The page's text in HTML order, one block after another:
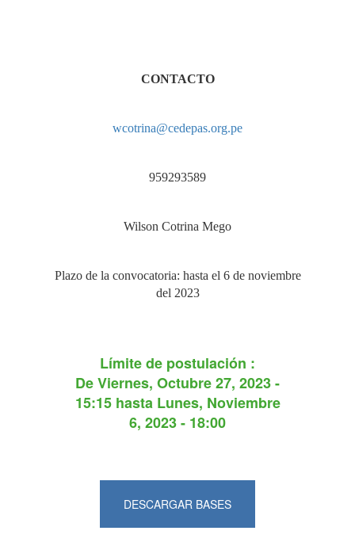
CONTACTO
wcotrina@cedepas.org.pe
959293589
Wilson Cotrina Mego
Plazo de la convocatoria: hasta el 6 de noviembre
del 2023
Límite de postulación :
DeViernes, Octubre 27, 2023 -
15:15hasta Lunes, Noviembre
6, 2023 - 18:00
DESCARGAR BASES